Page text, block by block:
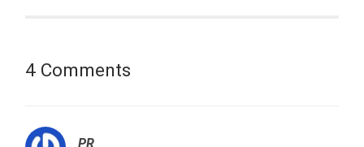
4 Comments
PR